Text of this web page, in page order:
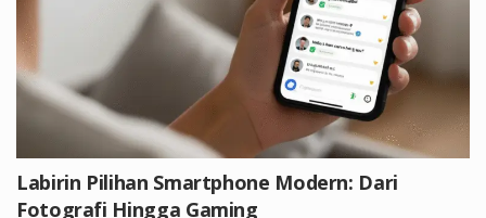
Labirin Pilihan Smartphone Modern: Dari
Fotografi Hingga Gaming